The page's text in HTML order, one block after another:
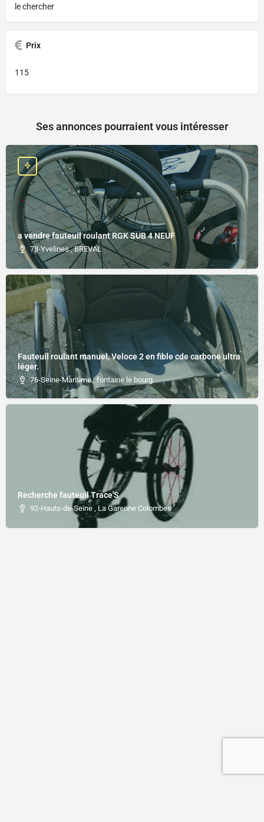
le chercher
Prix
115
Ses annonces pourraient vous intéresser
a vendre fauteuil roulant RGK SUB 4 NEUF
78-Yvelines , BREVAL
Fauteuil roulant manuel, Veloce 2 en fible cde carbone ultra
léger.
76-Seine-Maritime , fontaine le bourg
Recherche fauteuil Trace'S
92-Hauts-de-Seine , La Garenne Colombes